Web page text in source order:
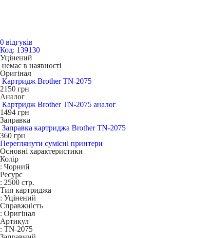
0 відгуків
Код: 139130
Уцінений
немає в наявності
Оригінал
Картридж Brother TN-2075
2150 грн
Аналог
Картридж Brother TN-2075 аналог
1494 грн
Заправка
Заправка картриджа Brother TN-2075
360 грн
Переглянути сумісні принтери
Основні характеристики
Колір
: Чорний
Ресурс
: 2500 стр.
Тип картриджа
: Уцінений
Справжність
: Оригінал
Артикул
: TN-2075